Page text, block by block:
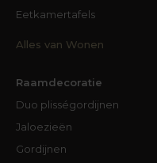
Eetkamertafels
Alles van Wonen
Raamdecoratie
Duo plisségordijnen
Jaloezieën
Gordijnen